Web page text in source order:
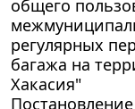
общего
регулярных
багажа на
Хакасия"